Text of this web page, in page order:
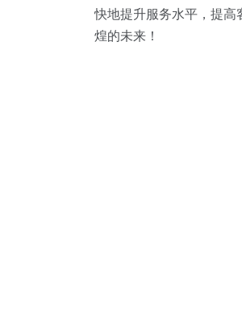
快地提升服务水平，提高
煌的未来！